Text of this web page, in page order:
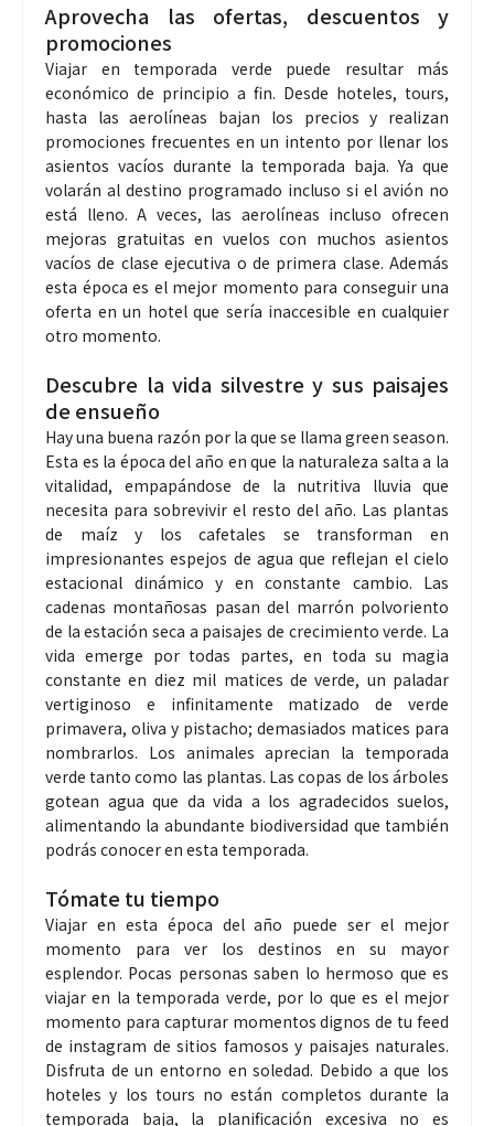
Aprovecha las ofertas, descuentos y
promociones
Viajar en temporada verde puede resultar más
económico de principio a fin. Desde hoteles, tours,
hasta las aerolíneas bajan los precios y realizan
promociones frecuentes en un intento por llenar los
asientos vacíos durante la temporada baja. Ya que
volarán al destino programado incluso si el avión no
está lleno. A veces, las aerolíneas incluso ofrecen
mejoras gratuitas en vuelos con muchos asientos
vacíos de clase ejecutiva o de primera clase. Además
esta época es el mejor momento para conseguir una
oferta en un hotel que sería inaccesible en cualquier
otro momento.
Descubre la vida silvestre y sus paisajes
de ensueño
Hay una buena razón por la que se llama green season.
Esta es la época del año en que la naturaleza salta a la
vitalidad, empapándose de la nutritiva lluvia que
necesita para sobrevivir el resto del año. Las plantas
de maíz y los cafetales se transforman en
impresionantes espejos de agua que reflejan el cielo
estacional dinámico y en constante cambio. Las
cadenas montañosas pasan del marrón polvoriento
de la estación seca a paisajes de crecimiento verde. La
vida emerge por todas partes, en toda su magia
constante en diez mil matices de verde, un paladar
vertiginoso e infinitamente matizado de verde
primavera, oliva y pistacho; demasiados matices para
nombrarlos. Los animales aprecian la temporada
verde tanto como las plantas. Las copas de los árboles
gotean agua que da vida a los agradecidos suelos,
alimentando la abundante biodiversidad que también
podrás conocer en esta temporada.
Tómate tu tiempo
Viajar en esta época del año puede ser el mejor
momento para ver los destinos en su mayor
esplendor. Pocas personas saben lo hermoso que es
viajar en la temporada verde, por lo que es el mejor
momento para capturar momentos dignos de tu feed
de instagram de sitios famosos y paisajes naturales.
Disfruta de un entorno en soledad. Debido a que los
hoteles y los tours no están completos durante la
temporada baja, la planificación excesiva no es